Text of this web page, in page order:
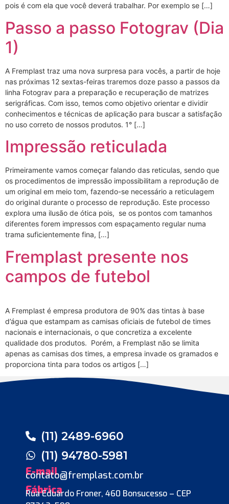
pois é com ela que você deverá trabalhar. Por exemplo se […]
Passo a passo Fotograv (Dia
1)
A Fremplast traz uma nova surpresa para vocês, a partir de hoje
nas próximas 12 sextas-feiras traremos doze passo a passos da
linha Fotograv para a preparação e recuperação de matrizes
serigráficas. Com isso, temos como objetivo orientar e dividir
conhecimentos e técnicas de aplicação para buscar a satisfação
no uso correto de nossos produtos. 1° […]
Impressão reticulada
Primeiramente vamos começar falando das reticulas, sendo que
os procedimentos de impressão impossibilitam a reprodução de
um original em meio tom, fazendo-se necessário a reticulagem
do original durante o processo de reprodução. Este processo
explora uma ilusão de ótica pois, se os pontos com tamanhos
diferentes forem impressos com espaçamento regular numa
trama suficientemente fina, […]
Fremplast presente nos
campos de futebol
A Fremplast é empresa produtora de 90% das tintas à base
d’água que estampam as camisas oficiais de futebol de times
nacionais e internacionais, o que concretiza a excelente
qualidade dos produtos. Porém, a Fremplast não se limita
apenas as camisas dos times, a empresa invade os gramados e
proporciona tinta para todos os artigos […]
(11) 2489-6960
(11) 94780-5981
E-mail
contato@fremplast.com.br
Fábrica
Rua Eduardo Froner, 460 Bonsucesso – CEP